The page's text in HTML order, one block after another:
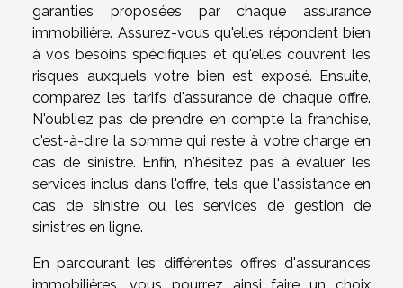
garanties proposées par chaque assurance
immobilière. Assurez-vous qu'elles répondent bien
à vos besoins spécifiques et qu'elles couvrent les
risques auxquels votre bien est exposé. Ensuite,
comparez les tarifs d'assurance de chaque offre.
N'oubliez pas de prendre en compte la franchise,
c'est-à-dire la somme qui reste à votre charge en
cas de sinistre. Enfin, n'hésitez pas à évaluer les
services inclus dans l'offre, tels que l'assistance en
cas de sinistre ou les services de gestion de
sinistres en ligne.
En parcourant les différentes offres d'assurances